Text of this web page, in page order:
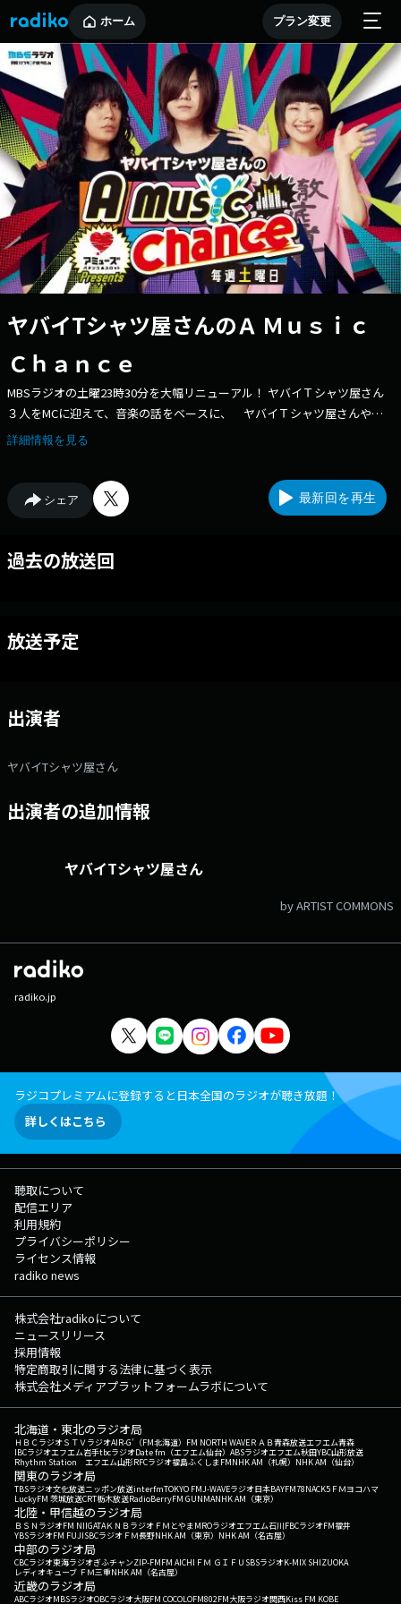
ホーム プラン変更
ヤバイTシャツ屋さんのＡ Ｍｕｓｉｃ
Ｃｈａｎｃｅ
MBSラジオの土曜23時30分を大幅リニューアル！ ヤバイＴシャツ屋さん
３人をMCに迎えて、音楽の話をベースに、 ヤバイＴシャツ屋さんやゲ
ストのパーソナルな側面を深堀り。 トークに花が咲くコーナー展開で、音
詳細情報を見る
シェア 最新回を再生
過去の放送回
放送予定
出演者
ヤバイTシャツ屋さん
出演者の追加情報
ヤバイTシャツ屋さん
by ARTIST COMMONS
radiko.jp
ラジコプレミアムに登録すると日本全国のラジオが聴き放題！
詳しくはこちら
聴取について
配信エリア
利用規約
プライバシーポリシー
ライセンス情報
radiko news
株式会社radikoについて
ニュースリリース
採用情報
特定商取引に関する法律に基づく表示
株式会社メディアプラットフォームラボについて
北海道・東北のラジオ局
ＨＢＣラジオＳＴＶラジオAIR-G'（FM北海道） FM NORTH WAVEＲＡＢ青森放送エフエム青森
IBCラジオエフエム岩手tbcラジオDate fm（エフエム仙台） ABSラジオエフエム秋田YBC山形放送
Rhythm Station エフエム山形RFCラジオ福島ふくしまFMNHK AM（札幌） NHK AM（仙台）
関東のラジオ局
TBSラジオ文化放送ニッポン放送interfmTOKYO FMJ-WAVEラジオ日本BAYFM78NACK5 ＦＭヨコハマ
LuckyFM 茨城放送CRT栃木放送RadioBerryFM GUNMANHK AM（東京）
北陸・甲信越のラジオ局
ＢＳＮラジオFM NIIGATAＫＮＢラジオ ＦＭとやまMROラジオエフエム石川FBCラジオFM福井
YBSラジオFM FUJISBCラジオ ＦＭ長野NHK AM（東京） NHK AM（名古屋）
中部のラジオ局
CBCラジオ東海ラジオぎふチャンZIP-FMFM AICHI ＦＭ ＧＩＦＵ SBSラジオK-MIX SHIZUOKA
レディオキューブ ＦＭ三重NHK AM（名古屋）
近畿のラジオ局
ABCラジオMBSラジオOBCラジオ大阪FM COCOLOFM802FM大阪ラジオ関西Kiss FM KOBE